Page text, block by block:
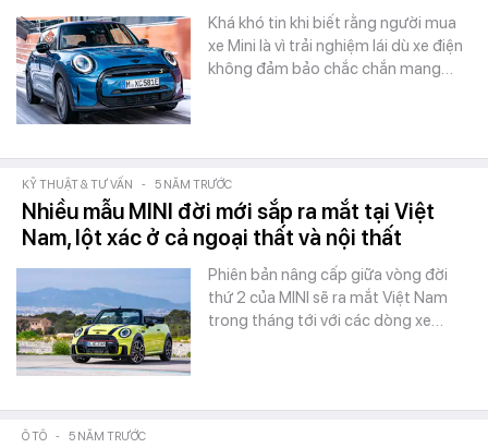
Khá khó tin khi biết rằng người mua
xe Mini là vì trải nghiệm lái dù xe điện
không đảm bảo chắc chắn mang…
KỸ THUẬT & TƯ VẤN - 5 NĂM TRƯỚC
Nhiều mẫu MINI đời mới sắp ra mắt tại Việt
Nam, lột xác ở cả ngoại thất và nội thất
Phiên bản nâng cấp giữa vòng đời
thứ 2 của MINI sẽ ra mắt Việt Nam
trong tháng tới với các dòng xe…
Ô TÔ - 5 NĂM TRƯỚC